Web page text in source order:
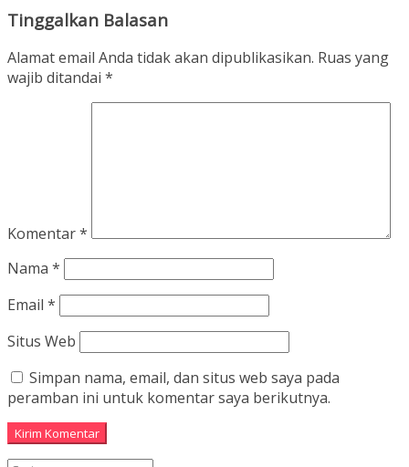
Tinggalkan Balasan
Alamat email Anda tidak akan dipublikasikan. Ruas yang
wajib ditandai *
Komentar*
Nama *
Email *
Situs Web
Simpan nama, email, dan situs web saya pada
peramban ini untuk komentar saya berikutnya.